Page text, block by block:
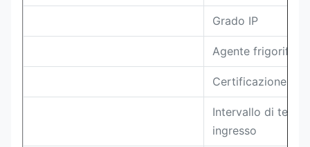
Grado IP
Agente frigorifero
Certificazione
Intervallo di
ingresso